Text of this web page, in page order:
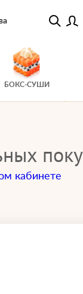
БОКС-СУШИ
кабинете